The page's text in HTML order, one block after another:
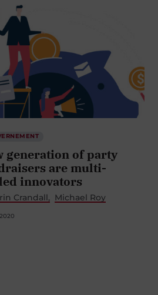
generation of party
are multi-
innovators
Crandall Michael Roy